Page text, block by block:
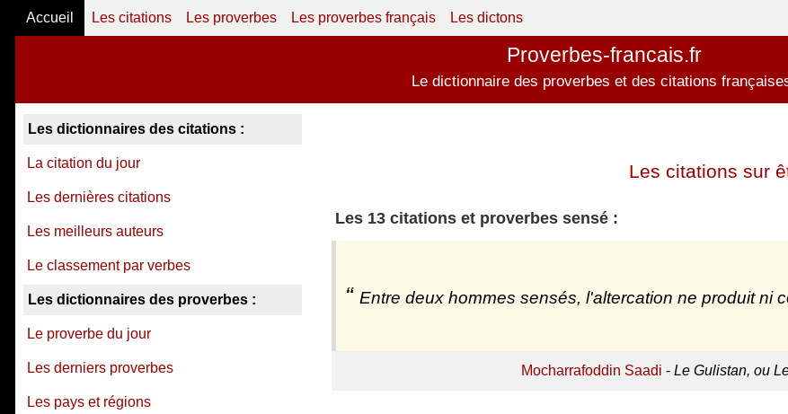
Accueil Les citations Les proverbes Les proverbes français Les dictons
Proverbes-francais.fr
Le dictionnaire des proverbes et des citations
Les citations sur
Les 13 citations et proverbes sensé :
Entre deux hommes sensés, l'altercation ne produit ni
Mocharrafoddin Saadi - Le Gulistan, ou
Les dictionnaires des citations :
La citation du jour
Les dernières citations
Les meilleurs auteurs
Le classement par verbes
Les dictionnaires des proverbes :
Le proverbe du jour
Les derniers proverbes
Les pays et régions